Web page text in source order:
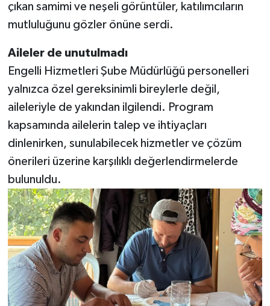
çıkan samimi ve neşeli görüntüler, katılımcıların
mutluluğunu gözler önüne serdi.
Aileler de unutulmadı
Engelli Hizmetleri Şube Müdürlüğü personelleri
yalnızca özel gereksinimli bireylerle değil,
aileleriyle de yakından ilgilendi. Program
kapsamında ailelerin talep ve ihtiyaçları
dinlenirken, sunulabilecek hizmetler ve çözüm
önerileri üzerine karşılıklı değerlendirmelerde
bulunuldu.